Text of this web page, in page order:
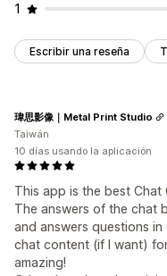
1
Escribir una reseña
This app is the best
The answers of the chat
and answers questions
chat content (if I want)
amazing!
瑋思影像｜Metal Print Studio
Taiwán
10 días usando la aplicación